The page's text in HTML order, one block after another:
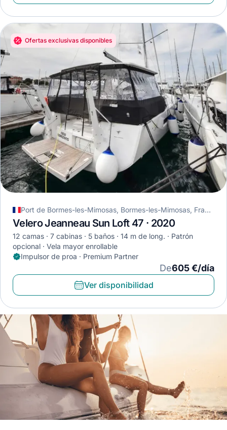
Ofertas exclusivas disponibles
Port de Bormes-les-Mimosas, Bormes-les-Mimosas, Francia
Velero Jeanneau Sun Loft 47 · 2020
12 camas 7 cabinas 5 baños 14 m de long.
Patrón
opcional
Vela mayor enrollable
Impulsor de proa · Premium Partner
De605 €/día
Ver disponibilidad